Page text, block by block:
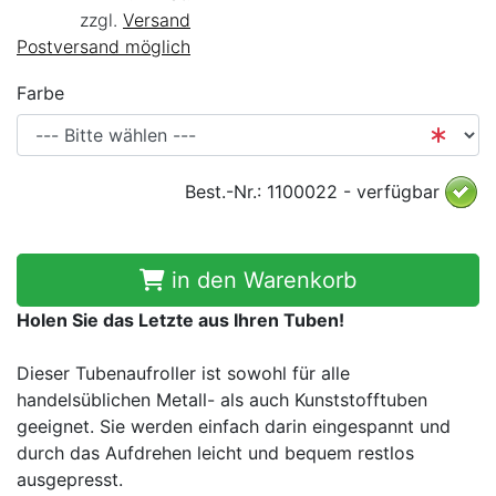
zzgl. Versand
Postversand möglich
Farbe
Best.-Nr.: 1100022 - verfügbar
in den Warenkorb
Holen Sie das Letzte aus Ihren Tuben!
Dieser Tubenaufroller ist sowohl für alle
handelsüblichen Metall- als auch Kunststofftuben
geeignet. Sie werden einfach darin eingespannt und
durch das Aufdrehen leicht und bequem restlos
ausgepresst.